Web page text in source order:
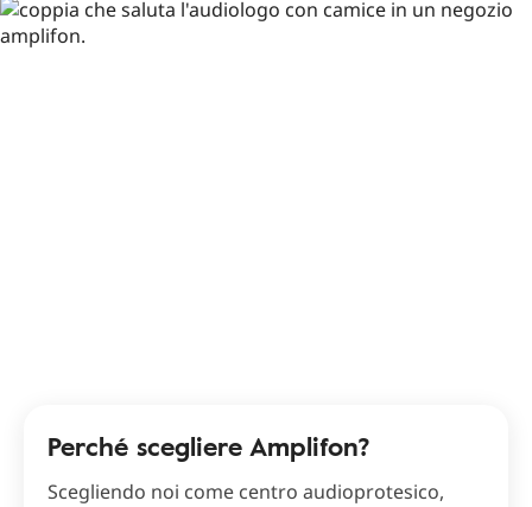
Perché scegliere Amplifon?
Scegliendo noi come centro audioprotesico,